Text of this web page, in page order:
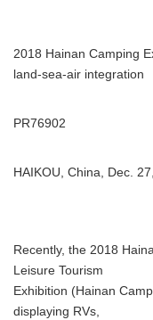
2018 Hainan Camping
land-sea-air integration
PR76902
HAIKOU, China, Dec.
Recently, the 2018
Leisure Tourism
Exhibition (Hainan
displaying RVs,